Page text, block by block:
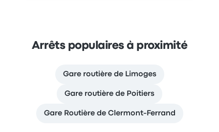
Arrêts populaires à proximité
Gare routière de Limoges
Gare routière de Poitiers
Gare Routière de Clermont-Ferrand